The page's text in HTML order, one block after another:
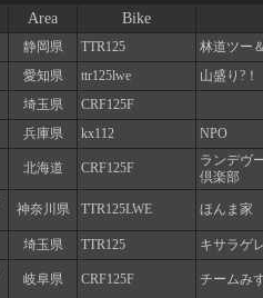
Area
Bike
静岡県 TTR125 林道ツー
愛知県 ttr125lwe 山盛り?！
埼玉県 CRF125F
兵庫県 kx112 NPO
北海道 CRF125F
ランデヴ
倶楽部
神奈川県 TTR125LWE ほんま家
埼玉県 TTR125 キサラゲ
岐阜県 CRF125F チームみ